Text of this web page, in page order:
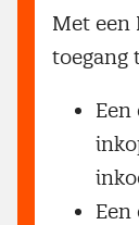
Met een
toegang